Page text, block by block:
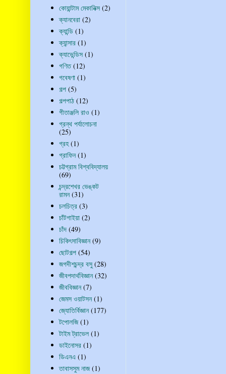
কোয়ান্টাম মেকানিক্স (2)
ক্যানবেরা (2)
ক্যান্ডি (1)
ক্যান্সার (1)
ক্যাভেন্ডিস (1)
গণিত (12)
গবেষণা (1)
গল্প (5)
গল্পপাঠ (12)
গীতাঞ্জলি রাও (1)
গ্রন্থ পর্যালোচনা
(25)
গ্রহ (1)
গ্রাফিন (1)
চট্টগ্রাম বিশ্ববিদ্যালয়
(69)
চন্দ্রশেখর ভেঙ্কট
রামন (31)
চলচিত্র (3)
চাঁটগাইয়া (2)
চাঁদ (49)
চিকিৎসাবিজ্ঞান (9)
ছোটগল্প (54)
জগদীশচন্দ্র বসু (28)
জীবপদার্থবিজ্ঞান (32)
জীববিজ্ঞান (7)
জেমস ওয়াটসন (1)
জ্যোতির্বিজ্ঞান (177)
টপোলজি (1)
টাইম ট্রাভেল (1)
ডাইনোসর (1)
ডিএনএ (1)
তাবাসসুম নাজ (1)